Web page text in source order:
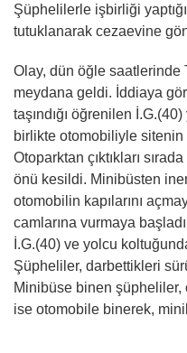
Şüphelilerle işbirliği
tutuklanarak cezaevine
Olay, dün öğle saatlerinde
meydana geldi. İddiaya
taşındığı öğrenilen
birlikte otomobiliyle sitenin
Otoparktan çıktıkları
önü kesildi. Minibüsten
otomobilin kapılarını
camlarına vurmaya
İ.G.(40) ve yolcu
Şüpheliler, darbettikleri
Minibüse binen şüpheliler,
ise otomobile binerek,